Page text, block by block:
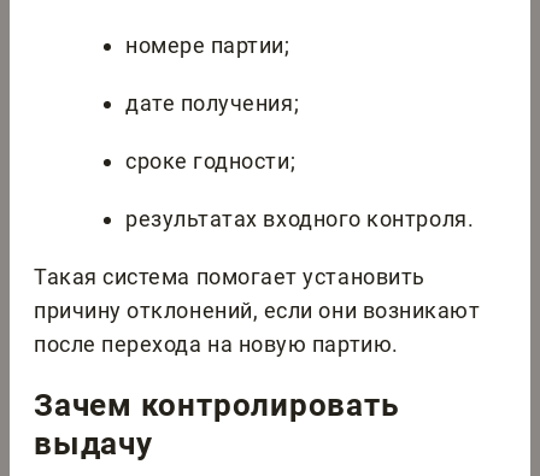
номере партии;
дате получения;
сроке годности;
результатах входного контроля.
Такая система помогает установить
причину отклонений, если они возникают
после перехода на новую партию.
Зачем контролировать
выдачу